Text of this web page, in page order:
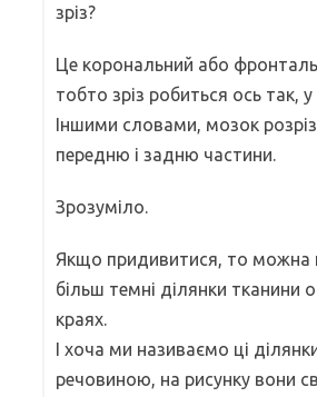
зріз?
Це корональний або
тобто зріз робиться ось так,
Іншими словами, мозок
передню і задню частини.
Зрозуміло.
Якщо придивитися, то можна
більш темні ділянки тканини
краях.
І хоча ми називаємо ці
речовиною, на рисунку вони